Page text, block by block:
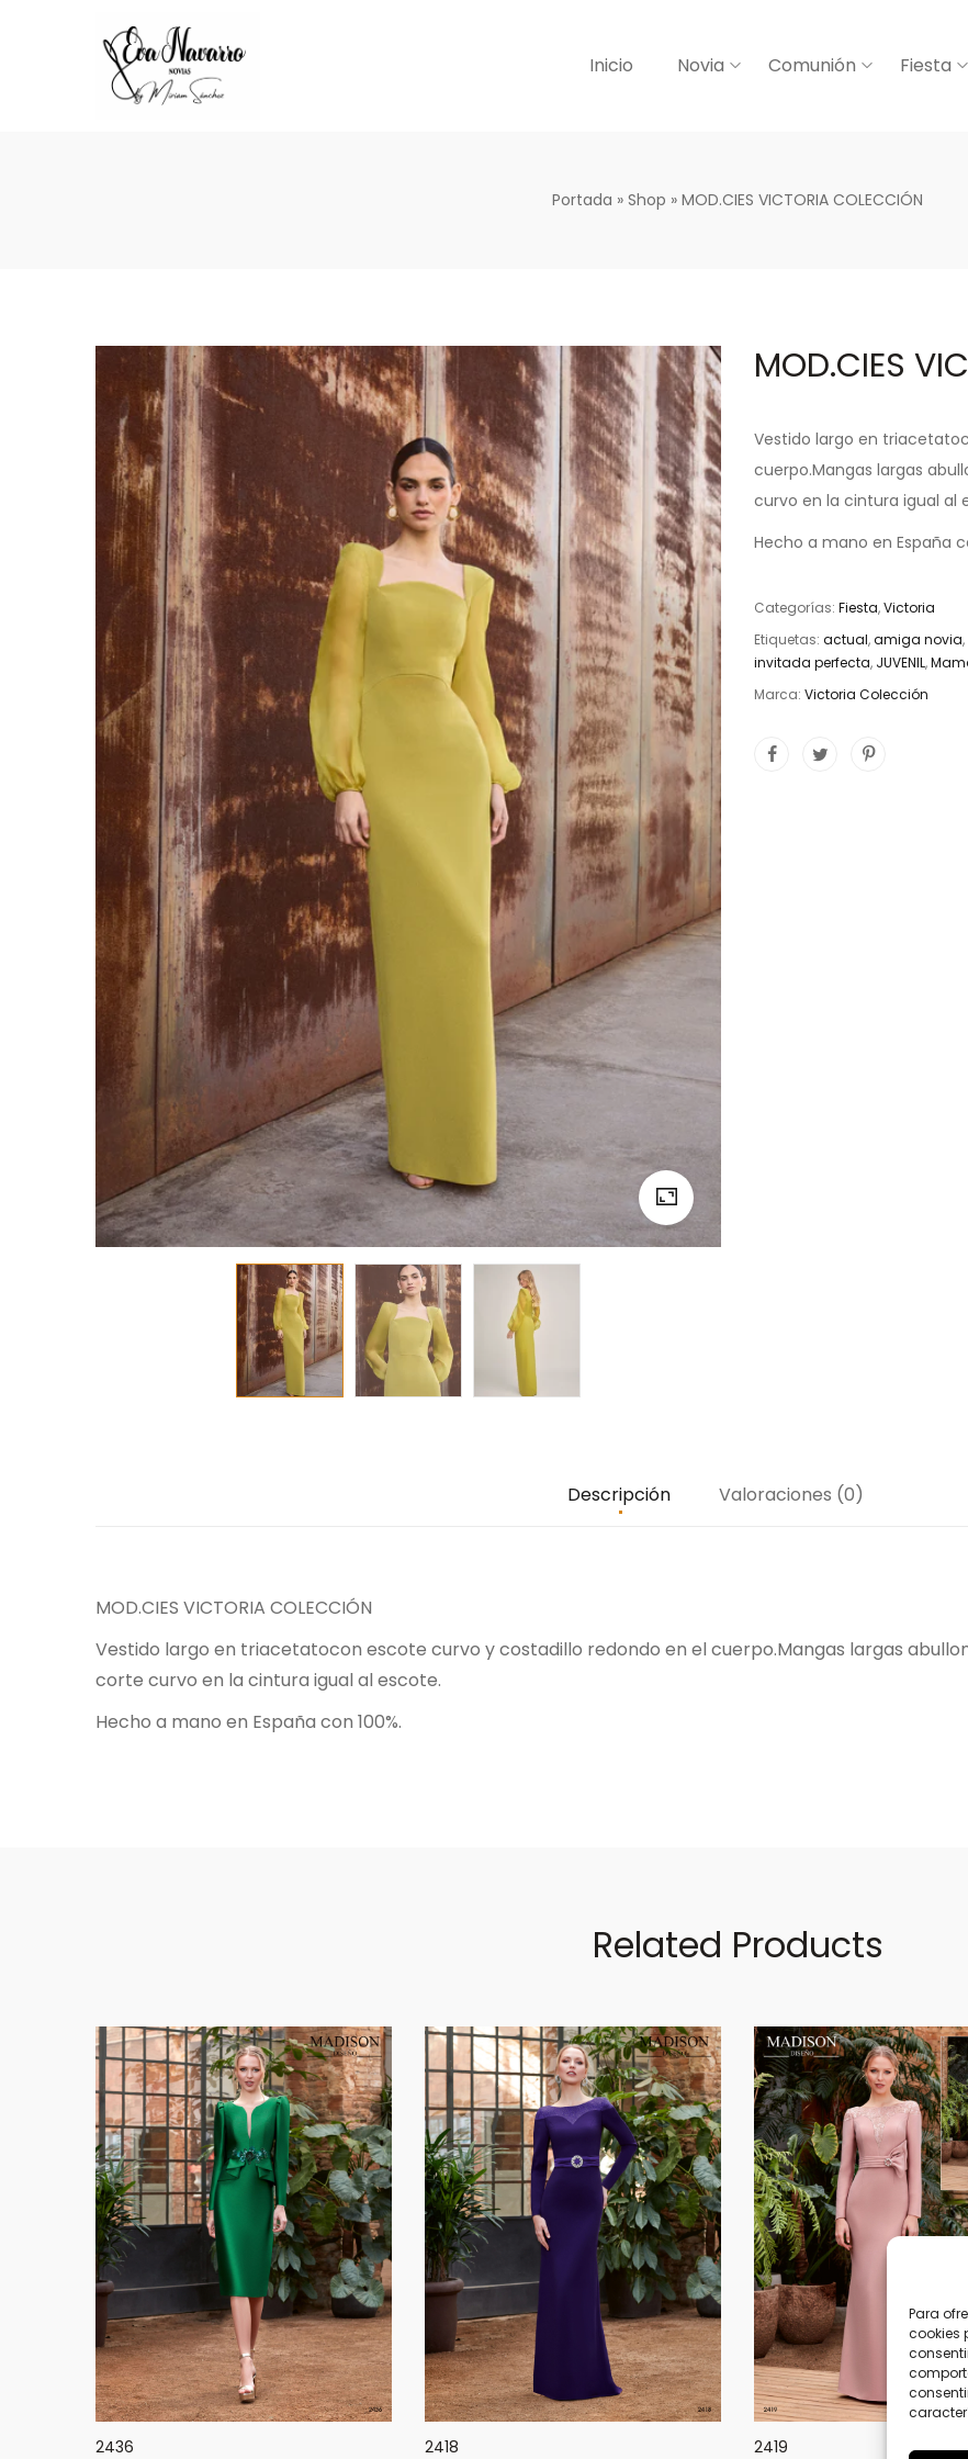
Para
cookies
Inicio Novia Comunión Fiesta
Portada » Shop » MOD.CIES VICTORIA COLECCIÓN
MOD.CIES
Vestido largo en triacetato
cuerpo.Mangas largas
curvo en la cintura igual al
Hecho a mano en España
Categorías: Fiesta,Victoria
Etiquetas: actual,amiga novia,
invitada perfecta, JUVENIL,
Marca: Victoria Colección
Descripción Valoraciones (0)
MOD.CIES VICTORIA COLECCIÓN
Vestido largo en triacetatocon escote curvo y costadillo redondo en el cuerpo.Mangas largas
corte curvo en la cintura igual al escote.
Hecho a mano en España con 100%.
Related Products
2436 2418 2419